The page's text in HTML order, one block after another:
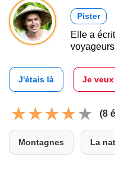
Pister
Elle a écrit
voyageurs
J'étais là Je
(8
Montagnes La